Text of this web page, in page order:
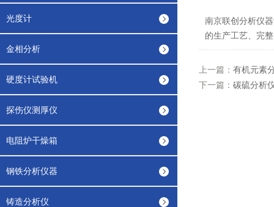
光度计
金相分析
硬度计试验机
探伤仪测厚仪
电阻炉干燥箱
钢铁分析仪器
铸造分析仪
南京联创分析仪
的生产工艺、完
上一篇： 有机元素
下一篇： 碳硫分析